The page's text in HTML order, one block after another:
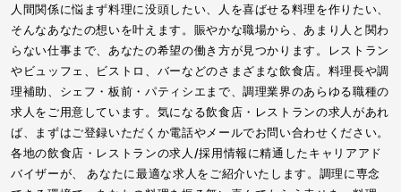
人間関係に悩まず料理に没頭したい、人を喜ばせる料理を作りたい、
そんなあなたの想いを叶えます。賑やかな職場から、あまり人と関わ
らない仕事まで、あなたの希望の働き方が見つかります。レストラン
やビュッフェ、ビストロ、バーなどのさまざまな飲食店。料理長や調
理補助、シェフ・板前・パティシエまで、調理業界のあらゆる職種の
求人をご用意しています。気になる飲食店・レストランの求人があれ
ば、まずはご登録いただくか電話やメールでお問い合わせください。
各地の飲食店・レストランの求人/採用情報に精通したキャリアアド
バイザーが、 あなたに最適な求人をご紹介いたします。調理に専念